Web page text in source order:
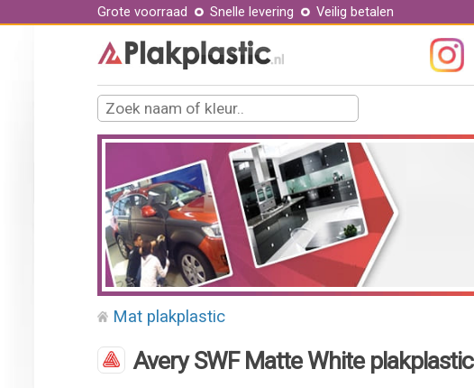
Grote voorraad Snelle levering Veilig betalen
Mat plakplastic
Avery SWF Matte White plakplastic